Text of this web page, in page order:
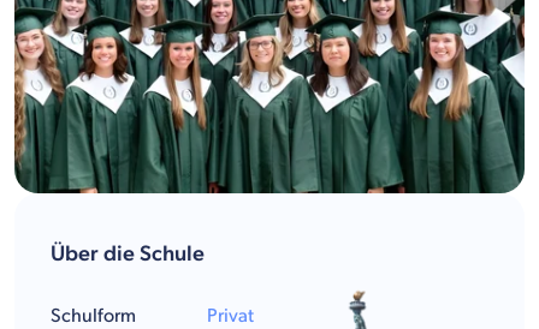
Über die Schule
Schulform Privat